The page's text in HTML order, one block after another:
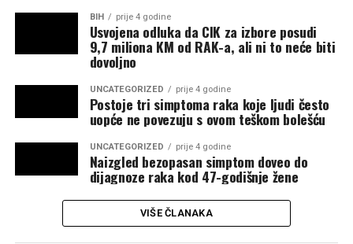
BIH prije 4 godine
Usvojena odluka da CIK za izbore posudi
9,7 miliona KM od RAK-a, ali ni to neće biti
dovoljno
UNCATEGORIZED prije 4 godine
Postoje tri simptoma raka koje ljudi često
uopće ne povezuju s ovom teškom bolešću
UNCATEGORIZED prije 4 godine
Naizgled bezopasan simptom doveo do
dijagnoze raka kod 47-godišnje žene
VIŠE ČLANAKA